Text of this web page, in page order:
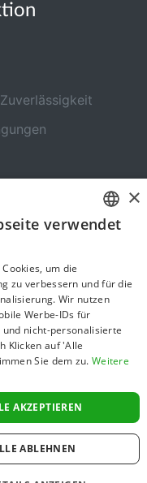
payments powered by
GERMAN
×
verwendet
um die
zu verbessern und für die
Wir nutzen
Werbe-IDs für
nicht-personalisierte
Klicken auf 'Alle
Sie dem zu. Weitere
AKZEPTIEREN
ABLEHNEN